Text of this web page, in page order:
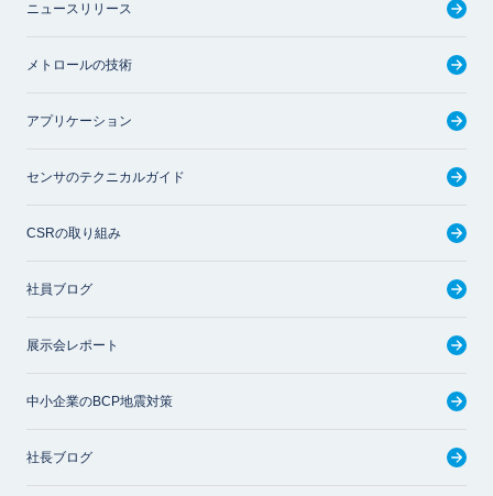
ニュースリリース
メトロールの技術
アプリケーション
センサのテクニカルガイド
CSRの取り組み
社員ブログ
展示会レポート
中小企業のBCP地震対策
社長ブログ